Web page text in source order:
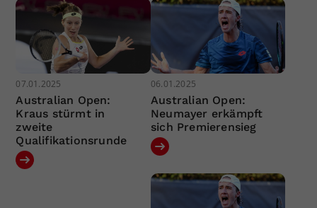
07.01.2025
Australian Open:
Kraus stürmt in
zweite
Qualifikationsrunde
06.01.2025
Australian Open:
Neumayer erkämpft
sich Premierensieg